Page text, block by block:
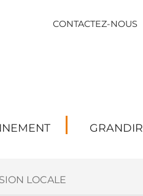
CONTACTEZ-NOUS
GRANDIR
LOCALE